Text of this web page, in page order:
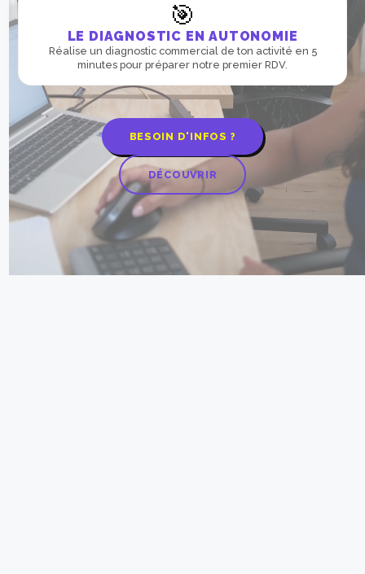
🎯
LE DIAGNOSTIC EN AUTONOMIE
Réalise un diagnostic commercial de ton activité en 5
minutes pour préparer notre premier RDV.
BESOIN D'INFOS ?
DÉCOUVRIR